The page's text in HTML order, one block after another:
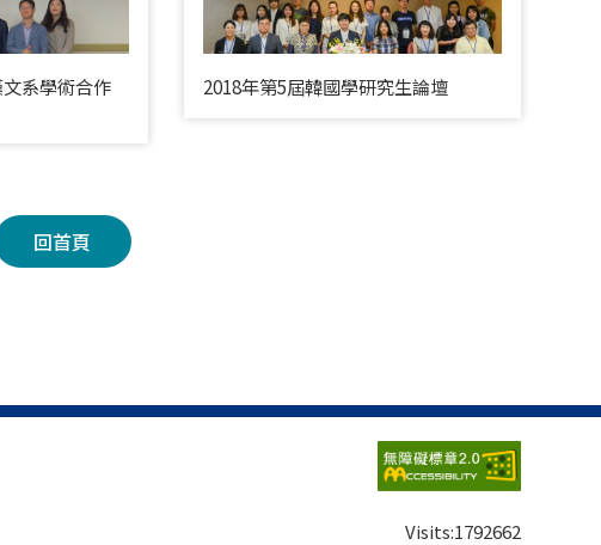
系學術合作
2018年第5屆韓國學研究生論壇
回首頁
Visits:1792662